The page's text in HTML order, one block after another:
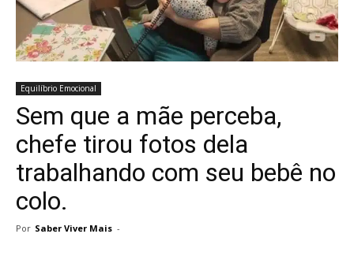
Equilíbrio Emocional
Sem que a mãe perceba,
chefe tirou fotos dela
trabalhando com seu bebê no
colo.
Por Saber Viver Mais -